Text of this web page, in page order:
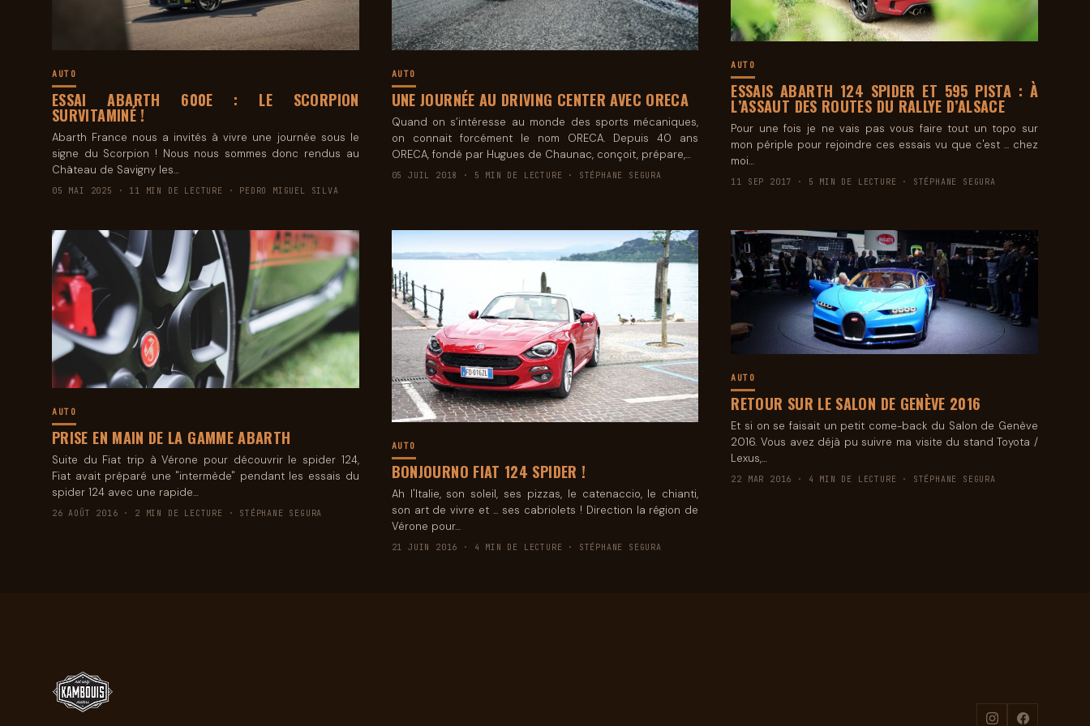
AUTO
ESSAI ABARTH 600E : LE SCORPION
SURVITAMINÉ !
Abarth France nous a invités à vivre une journée sous le
signe du Scorpion ! Nous nous sommes donc rendus au
Château de Savigny les…
05 MAI 2025 · 11 MIN DE LECTURE · PEDRO MIGUEL SILVA
AUTO
UNE JOURNÉE AU DRIVING CENTER AVEC ORECA
Quand on s’intéresse au monde des sports mécaniques,
on connait forcément le nom ORECA. Depuis 40 ans
ORECA, fondé par Hugues de Chaunac, conçoit, prépare,…
05 JUIL 2018 · 5 MIN DE LECTURE · STÉPHANE SEGURA
AUTO
ESSAIS ABARTH 124 SPIDER ET 595 PISTA : À
L’ASSAUT DES ROUTES DU RALLYE D’ALSACE
Pour une fois je ne vais pas vous faire tout un topo sur
mon périple pour rejoindre ces essais vu que c'est ... chez
moi…
11 SEP 2017 · 5 MIN DE LECTURE · STÉPHANE SEGURA
AUTO
PRISE EN MAIN DE LA GAMME ABARTH
Suite du Fiat trip à Vérone pour découvrir le spider 124,
Fiat avait préparé une "intermède" pendant les essais du
spider 124 avec une rapide…
26 AOÛT 2016 · 2 MIN DE LECTURE · STÉPHANE SEGURA
AUTO
BONJOURNO FIAT 124 SPIDER !
Ah l'Italie, son soleil, ses pizzas, le catenaccio, le chianti,
son art de vivre et ... ses cabriolets ! Direction la région de
Vérone pour…
21 JUIN 2016 · 4 MIN DE LECTURE · STÉPHANE SEGURA
AUTO
RETOUR SUR LE SALON DE GENÈVE 2016
Et si on se faisait un petit come-back du Salon de Genève
2016. Vous avez déjà pu suivre ma visite du stand Toyota /
Lexus,…
22 MAR 2016 · 4 MIN DE LECTURE · STÉPHANE SEGURA